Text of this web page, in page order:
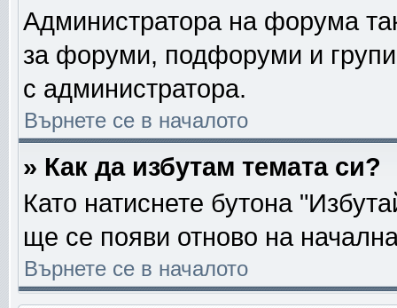
Администратора на форума
за форуми, подфоруми и
с администратора.
Върнете се в началото
» Как да избутам темата си?
Като натиснете бутона
ще се появи отново на
Върнете се в началото